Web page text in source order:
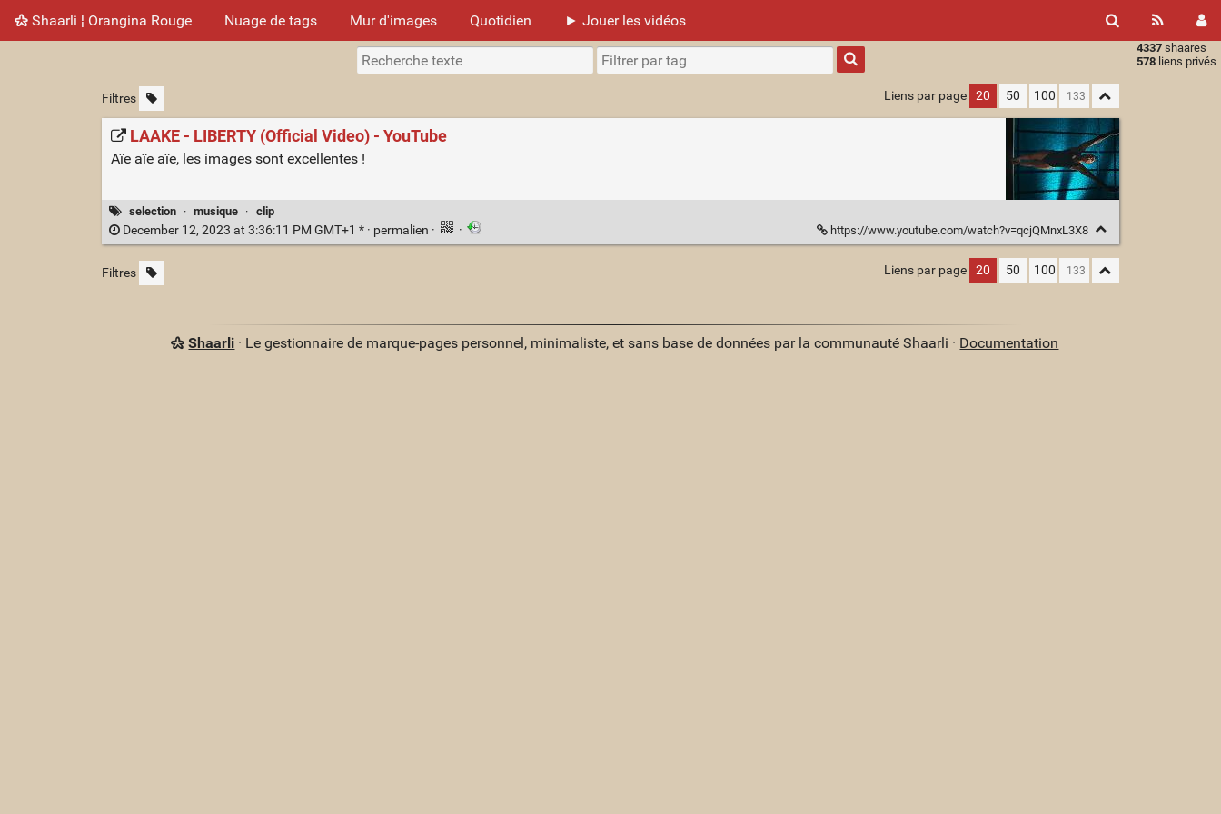
Shaarli ¦ Orangina Rouge Nuage de tags Mur d'images Quotidien ► Jouer les vidéos
4337 shaares
578 liens privés
Type 1 or
more
characters
results.
Filtres Liens par page 20 50 100
LAAKE - LIBERTY (Official Video) - YouTube
Aïe aïe aïe, les images sont excellentes !
selection · musique · clip
December 12, 2023 at 3:36:11 PM GMT+1 * · permalien · · https://www.youtube.com/watch?v=qcjQMnxL3X8
Filtres Liens par page 20 50 100
Shaarli · Le gestionnaire de marque-pages personnel, minimaliste, et sans base de données par la communauté Shaarli · Documentation